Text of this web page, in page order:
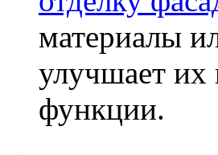
материалы
улучшает их
функции.